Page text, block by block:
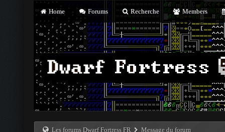
Home Forums Recherche Members
Les forums Dwarf Fortress FR Message du forum